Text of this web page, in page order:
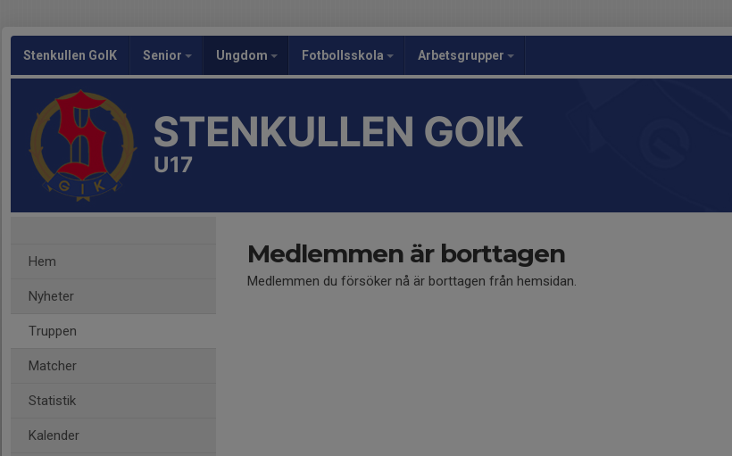
Stenkullen GoIK Senior Ungdom Fotbollsskola Arbetsgrupper
STENKULLEN GOIK
U17
Hem
Nyheter
Truppen
Matcher
Statistik
Kalender
Medlemmen är borttagen
Medlemmen du försöker nå är borttagen från hemsidan.